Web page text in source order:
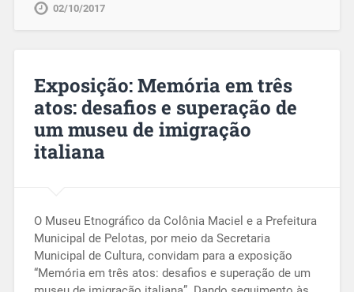
02/10/2017
Exposição: Memória em três
atos: desafios e superação de
um museu de imigração
italiana
O Museu Etnográfico da Colônia Maciel e a Prefeitura
Municipal de Pelotas, por meio da Secretaria
Municipal de Cultura, convidam para a exposição
“Memória em três atos: desafios e superação de um